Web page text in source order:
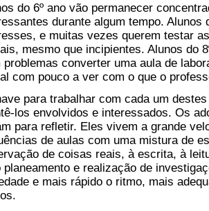
do 6º ano vão permanecer
durante algum tempo. Alunos
e muitas vezes querem testar
mesmo que incipientes. Alunos do
problemas converter uma aula de
com pouco a ver com o que o
para trabalhar com cada um
los envolvidos e interessados. Os
para refletir. Eles vivem a grande
de aulas com uma mistura de
de coisas reais, à escrita, à
planeamento e realização de
e mais rápido o ritmo, mais